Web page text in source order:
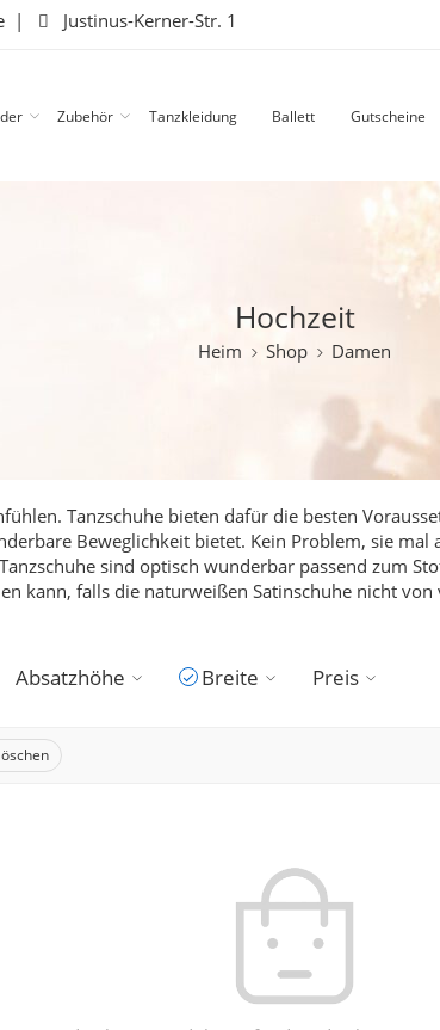
| Justinus-Kerner-Str. 1
Zubehör Tanzkleidung Ballett Gutscheine
Hochzeit
Heim Shop Damen
Tanzschuhe bieten dafür die besten
Beweglichkeit bietet. Kein Problem, sie
Tanzschuhe sind optisch wunderbar passend zum
kann, falls die naturweißen Satinschuhe nicht
Absatzhöhe Breite Preis